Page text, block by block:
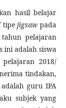
hasil belajar
tipejigsawpada
tahun pelajaran
ini adalah siswa
2018/
tindakan,
guru IPA
subjek yang